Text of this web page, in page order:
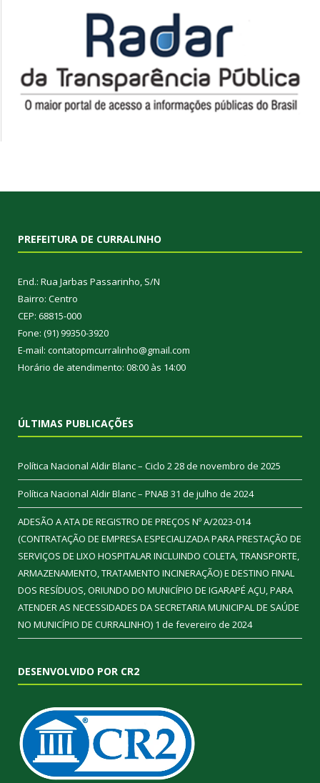
PREFEITURA DE CURRALINHO
End.: Rua Jarbas Passarinho, S/N
Bairro: Centro
CEP: 68815-000
Fone: (91) 99350-3920
E-mail: contatopmcurralinho@gmail.com
Horário de atendimento: 08:00 às 14:00
ÚLTIMAS PUBLICAÇÕES
Política Nacional Aldir Blanc – Ciclo 228 de novembro de 2025
Política Nacional Aldir Blanc – PNAB 31 de julho de 2024
ADESÃO A ATA DE REGISTRO DE PREÇOS Nº A/2023-014
(CONTRATAÇÃO DE EMPRESA ESPECIALIZADA PARA PRESTAÇÃO DE
SERVIÇOS DE LIXO HOSPITALAR INCLUINDO COLETA, TRANSPORTE,
ARMAZENAMENTO, TRATAMENTO INCINERAÇÃO) E DESTINO FINAL
DOS RESÍDUOS, ORIUNDO DO MUNICÍPIO DE IGARAPÉ AÇU, PARA
ATENDER AS NECESSIDADES DA SECRETARIA MUNICIPAL DE SAÚDE
NO MUNICÍPIO DE CURRALINHO) 1 de fevereiro de 2024
DESENVOLVIDO POR CR2